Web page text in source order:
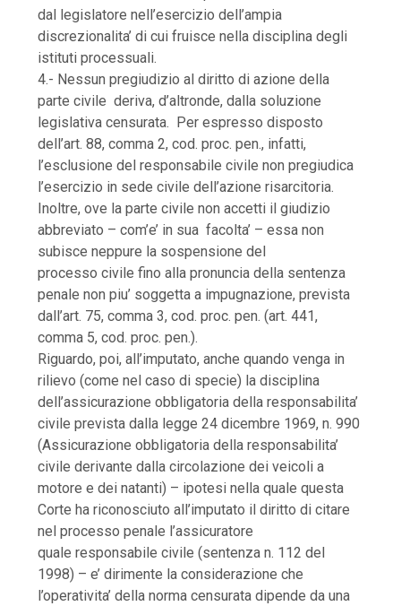
dal legislatore nell’esercizio dell’ampia
discrezionalita’ di cui fruisce nella disciplina degli
istituti processuali.
4.- Nessun pregiudizio al diritto di azione della
parte civile deriva, d’altronde, dalla soluzione
legislativa censurata. Per espresso disposto
dell’art. 88, comma 2, cod. proc. pen., infatti,
l’esclusione del responsabile civile non pregiudica
l’esercizio in sede civile dell’azione risarcitoria.
Inoltre, ove la parte civile non accetti il giudizio
abbreviato – com’e’ in sua facolta’ – essa non
subisce neppure la sospensione del
processo civile fino alla pronuncia della sentenza
penale non piu’ soggetta a impugnazione, prevista
dall’art. 75, comma 3, cod. proc. pen. (art. 441,
comma 5, cod. proc. pen.).
Riguardo, poi, all’imputato, anche quando venga in
rilievo (come nel caso di specie) la disciplina
dell’assicurazione obbligatoria della responsabilita’
civile prevista dalla legge 24 dicembre 1969, n. 990
(Assicurazione obbligatoria della responsabilita’
civile derivante dalla circolazione dei veicoli a
motore e dei natanti) – ipotesi nella quale questa
Corte ha riconosciuto all’imputato il diritto di citare
nel processo penale l’assicuratore
quale responsabile civile (sentenza n. 112 del
1998) – e’ dirimente la considerazione che
l’operativita’ della norma censurata dipende da una